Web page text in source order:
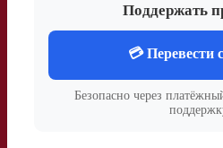
Поддержать
💳 Перевести
Безопасно через